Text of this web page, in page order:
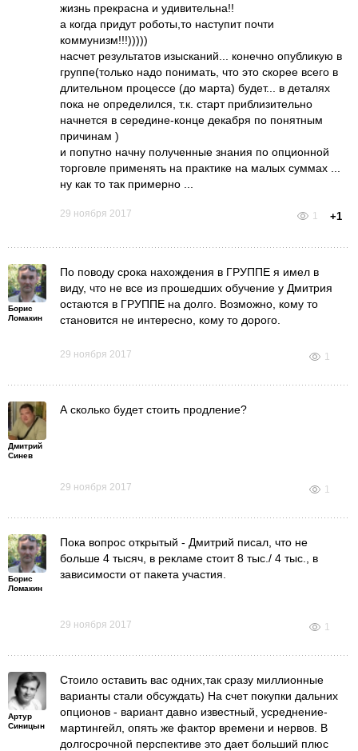
жизнь прекрасна и удивительна!!
а когда придут роботы,то наступит почти
коммунизм!!!)))))
насчет результатов изысканий... конечно опубликую в
группе(только надо понимать, что это скорее всего в
длительном процессе (до марта) будет... в деталях
пока не определился, т.к. старт приблизительно
начнется в середине-конце декабря по понятным
причинам )
и попутно начну полученные знания по опционной
торговле применять на практике на малых суммах ...
ну как то так примерно ...
29 ноября 2017 1 +1
Борис
Ломакин
По поводу срока нахождения в ГРУППЕ я имел в
виду, что не все из прошедших обучение у Дмитрия
остаются в ГРУППЕ на долго. Возможно, кому то
становится не интересно, кому то дорого.
29 ноября 2017 1
Дмитрий
Синев
А сколько будет стоить продление?
29 ноября 2017 1
Борис
Ломакин
Пока вопрос открытый - Дмитрий писал, что не
больше 4 тысяч, в рекламе стоит 8 тыс./ 4 тыс., в
зависимости от пакета участия.
29 ноября 2017 1
Артур
Синицын
Стоило оставить вас одних,так сразу миллионные
варианты стали обсуждать) На счет покупки дальних
опционов - вариант давно известный, усреднение-
мартингейл, опять же фактор времени и нервов. В
долгосрочной перспективе это дает больший плюс